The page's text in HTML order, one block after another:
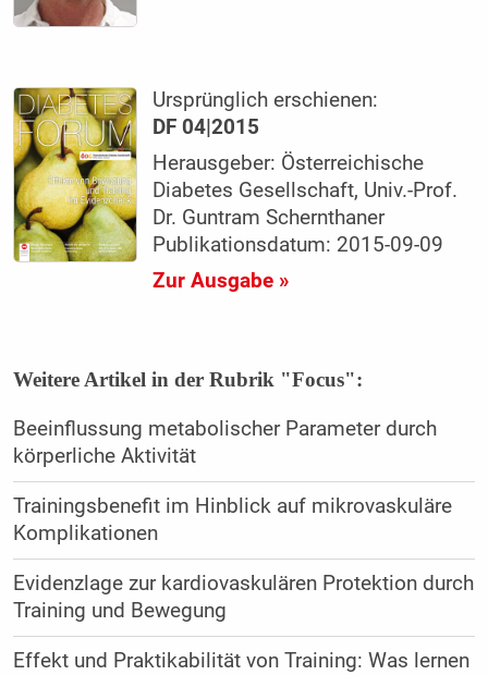
Ursprünglich erschienen:
DF 04|2015
Herausgeber: Österreichische
Diabetes Gesellschaft, Univ.-Prof.
Dr. Guntram Schernthaner
Publikationsdatum: 2015-09-09
Zur Ausgabe »
Weitere Artikel in der Rubrik "Focus":
Beeinflussung metabolischer Parameter durch
körperliche Aktivität
Trainingsbenefit im Hinblick auf mikrovaskuläre
Komplikationen
Evidenzlage zur kardiovaskulären Protektion durch
Training und Bewegung
Effekt und Praktikabilität von Training: Was lernen